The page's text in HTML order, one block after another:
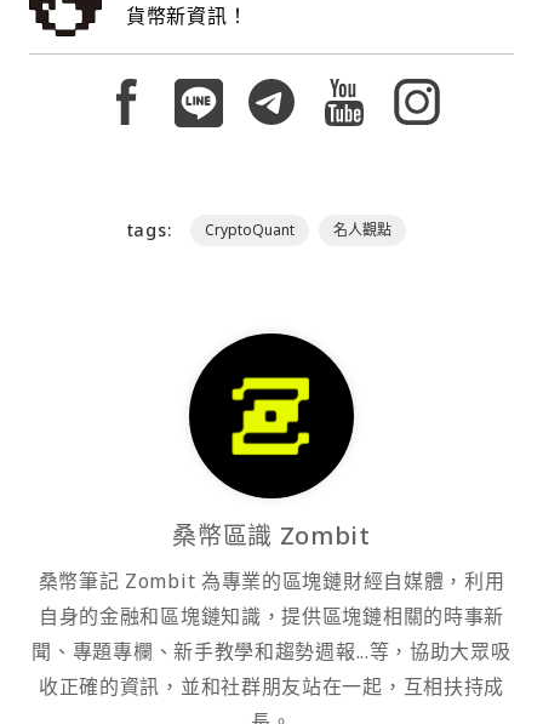
貨幣新資訊！
tags: CryptoQuant 名人觀點
桑幣區識 Zombit
桑幣筆記 Zombit 為專業的區塊鏈財經自媒體，利用
自身的金融和區塊鏈知識，提供區塊鏈相關的時事新
聞、專題專欄、新手教學和趨勢週報...等，協助大眾吸
收正確的資訊，並和社群朋友站在一起，互相扶持成